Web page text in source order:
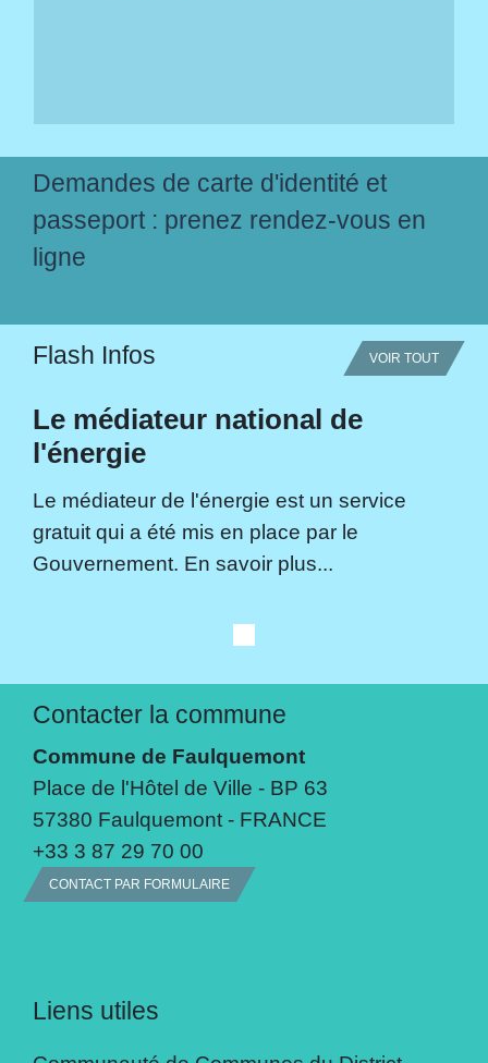
Demandes de carte d'identité et
passeport : prenez rendez-vous en
ligne
Flash Infos VOIR TOUT
Le médiateur national de
l'énergie
Le médiateur de l'énergie est un service
gratuit qui a été mis en place par le
Gouvernement. En savoir plus...
Contacter la commune
Commune de Faulquemont
Place de l'Hôtel de Ville - BP 63
57380 Faulquemont - FRANCE
+33 3 87 29 70 00
CONTACT PAR FORMULAIRE
Liens utiles